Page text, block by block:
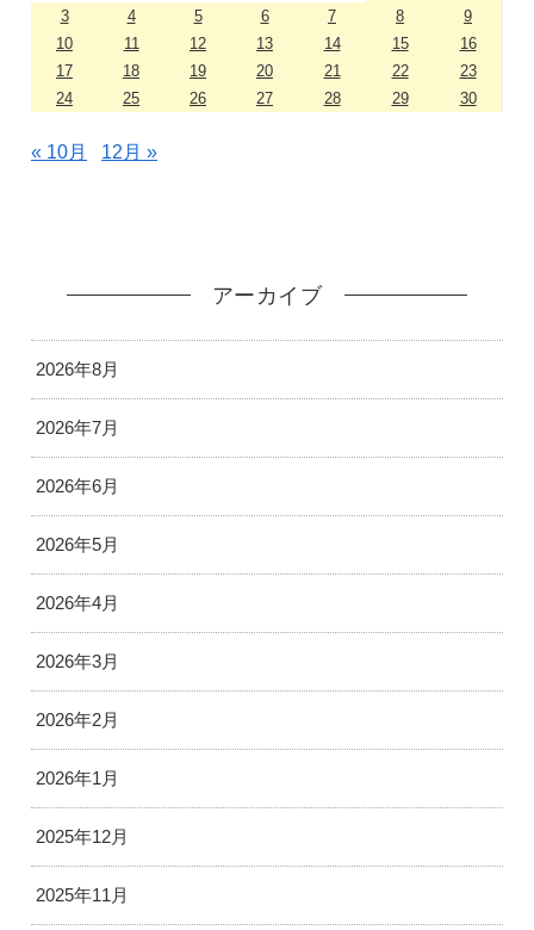
3
4 5 6 7 8
9
10
11 12 13 14 15
16
17
18 19 20 21 22
23
24
25 26 27 28 29 30
« 10月 12月 »
アーカイブ
2026年8月
2026年7月
2026年6月
2026年5月
2026年4月
2026年3月
2026年2月
2026年1月
2025年12月
2025年11月